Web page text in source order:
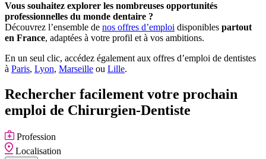
Vous souhaitez explorer les nombreuses opportunités
professionnelles du monde dentaire ?
Découvrez l’ensemble de nos offres d’emploi disponibles partout
en France, adaptées à votre profil et à vos ambitions.
En un seul clic, accédez également aux offres d’emploi de dentistes
à Paris, Lyon, Marseille ou Lille.
Rechercher facilement votre prochain
emploi de Chirurgien-Dentiste
Profession
Localisation